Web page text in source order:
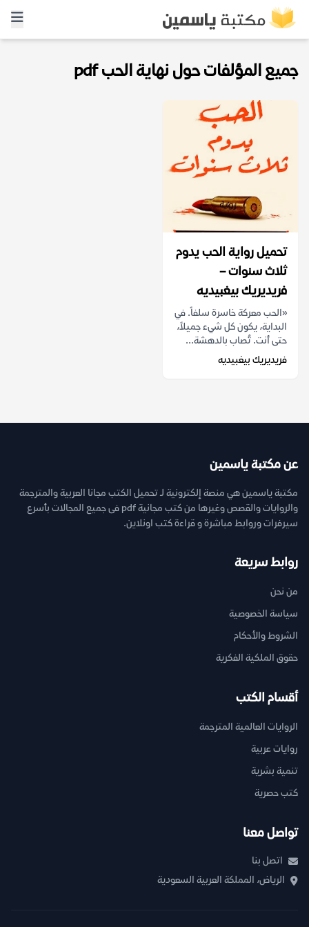
جميع المؤلفات حول نهاية الحب pdf
تحميل رواية الحب يدوم
ثلاث سنوات –
فريديريك بيغبيديه
«الحب معركة خاسرة سلفاً. في
البداية، يكون كل شيء جميلاً،
حتى أنت. تُصاب بالدهشة...
فريديريك بيغبيديه
عن مكتبة ياسمين
مكتبة ياسمين هي منصة إلكترونية لـ تحميل الكتب مجانا العربية والمترجمة
والروايات والقصص وغيرها من كتب مجانية pdf فى جميع المجالات بأسرع
سيرفرات وروابط مباشرة و قراءة كتب اونلاين.
روابط سريعة
من نحن
سياسة الخصوصية
الشروط والأحكام
حقوق الملكية الفكرية
أقسام الكتب
الروايات العالمية المترجمة
روايات عربية
تنمية بشرية
كتب حصرية
تواصل معنا
اتصل بنا
الرياض، المملكة العربية السعودية